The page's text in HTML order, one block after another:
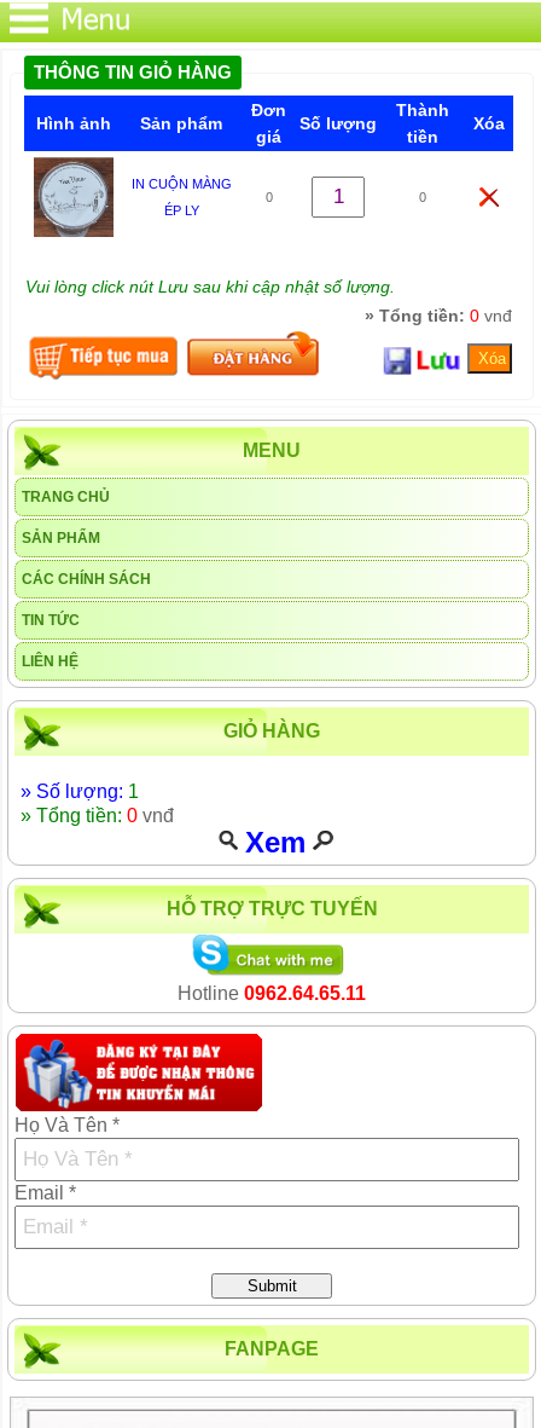
THÔNG TIN GIỎ HÀNG
Hình ảnh Sản phẩm
Đơn
giá
Số lượng
Thành
tiền
Xóa
IN CUỘN MÀNG
ÉP LY
0 0
Vui lòng click nút Lưu sau khi cập nhật số lượng.
» Tổng tiền: 0vnđ
MENU
TRANG CHỦ
SẢN PHẨM
CÁC CHÍNH SÁCH
TIN TỨC
LIÊN HỆ
GIỎ HÀNG
» Số lượng: 1
» Tổng tiền: 0 vnđ
Xem
HỖ TRỢ TRỰC TUYẾN
Hotline 0962.64.65.11
Họ Và Tên *
Email *
Submit
FANPAGE